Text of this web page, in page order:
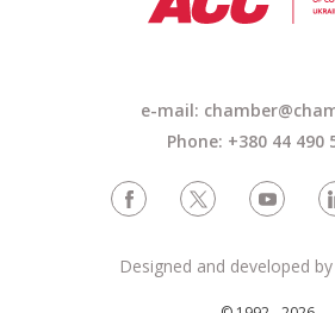
e-mail:
Phone: +380 44 490
Designed and developed by